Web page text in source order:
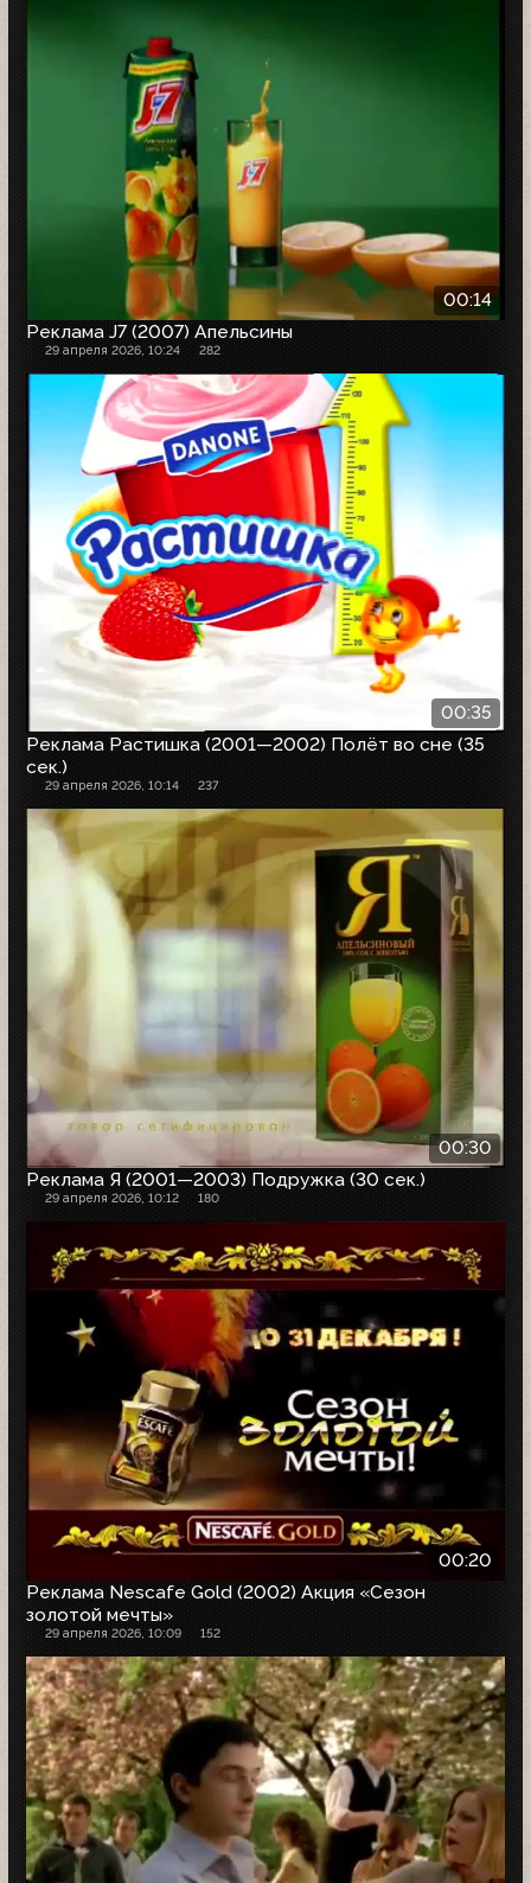
00:14
Реклама J7 (2007) Апельсины
29 апреля 2026, 10:24 282
00:35
Реклама Растишка (2001—2002) Полёт во сне (35
сек.)
29 апреля 2026, 10:14 237
00:30
Реклама Я (2001—2003) Подружка (30 сек.)
29 апреля 2026, 10:12 180
00:20
Реклама Nescafe Gold (2002) Акция «Сезон
золотой мечты»
29 апреля 2026, 10:09 152